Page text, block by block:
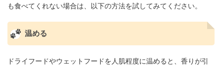
も食べてくれない場合は、以下の方法を試してみてください。
温める
ドライフードやウェットフードを人肌程度に温めると、香りが引